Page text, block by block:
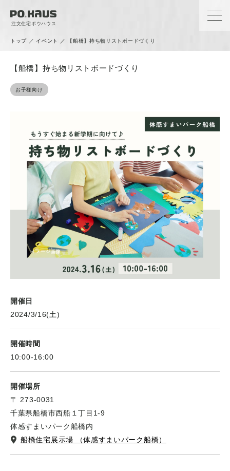
注文住宅ポウハウス
トップ ／ イベント ／ 【船橋】持ち物リストボードづくり
【船橋】持ち物リストボードづくり
お子様向け
開催日
2024/3/16(土)
開催時間
10:00-16:00
開催場所
〒 273-0031
千葉県船橋市西船１丁目1-9
体感すまいパーク船橋内
船橋住宅展示場 （体感すまいパーク船橋）